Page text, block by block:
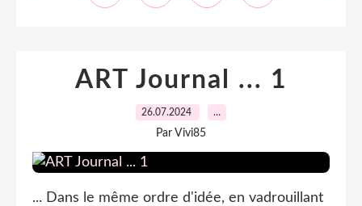
ART Journal ... 1
26.07.2024 …
Par Vivi85
... Dans le même ordre d'idée, en vadrouillant